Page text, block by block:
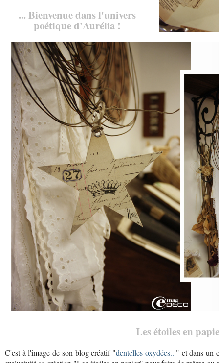
... Bienvenue dans l'univers
poétique d'Aurélia !
Les étoiles en
C'est à l'image de son blog créatif "dentelles oxydées..." et dans un